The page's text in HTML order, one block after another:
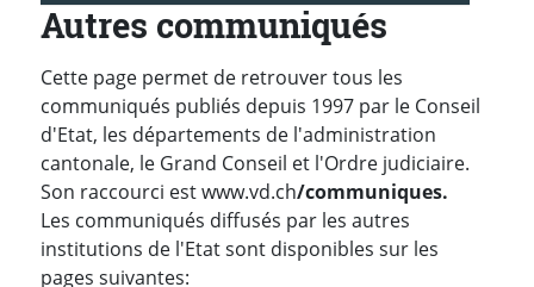
Autres communiqués
Cette page permet de retrouver tous les
communiqués publiés depuis 1997 par le Conseil
d'Etat, les départements de l'administration
cantonale, le Grand Conseil et l'Ordre judiciaire.
Son raccourci est www.vd.ch/communiques.
Les communiqués diffusés par les autres
institutions de l'Etat sont disponibles sur les
pages suivantes: